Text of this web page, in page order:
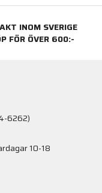
INOM SVERIGE
FÖR ÖVER 600:-
6262)
10-18